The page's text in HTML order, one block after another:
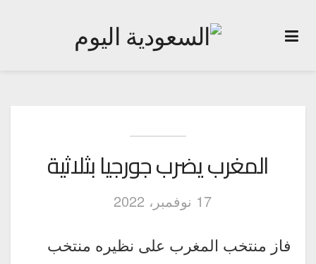
المغرب يضرب جورجيا بثلاثية
17 نوفمبر، 2022
فاز منتخب المغرب على نظيره منتخب